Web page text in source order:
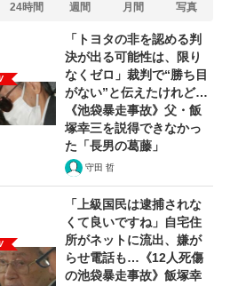
24時間 週間 月間 写真
「トヨタの非を認める判
決が出る可能性は、限り
なくゼロ」裁判で“勝ち目
がない”と伝えたけれど…
《池袋暴走事故》父・飯
塚幸三を説得できなかっ
た「長男の葛藤」
守田 哲
「上級国民は逮捕されな
くて良いですね」自宅住
所がネットに流出、嫌が
らせ電話も…《12人死傷
の池袋暴走事故》飯塚幸